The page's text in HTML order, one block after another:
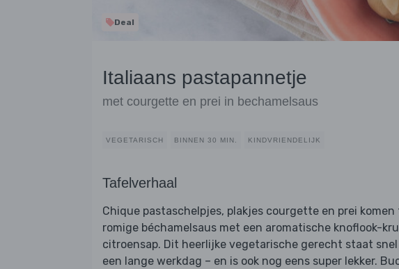
Deal
Italiaans pastapannetje
met courgette en prei in bechamelsaus
VEGETARISCH BINNEN 30 MIN. KINDVRIENDELIJK
Tafelverhaal
Chique pastaschelpjes, plakjes courgette en prei
romige béchamelsaus met een aromatische knoflook-
citroensap. Dit heerlijke vegetarische gerecht staat
een lange werkdag – en is ook nog eens super lekker.